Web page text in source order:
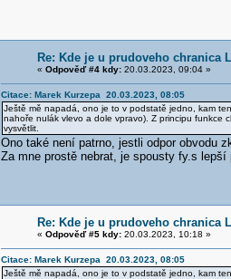
Re: Kde je u prudoveho chranica
« Odpověď #4 kdy:20.03.2023, 09:04 »
Citace: Marek Kurzepa 20.03.2023, 08:05
Ještě mě napadá, ono je to v podstatě jedno, kam
nahoře nulák vlevo a dole vpravo). Z principu funkce
vysvětlit.
Ono také není patrno, jestli odpor obvodu
Za mne prostě nebrat, je spousty fy.s lepší
Re: Kde je u prudoveho chranica
« Odpověď #5 kdy:20.03.2023, 10:18 »
Citace: Marek Kurzepa 20.03.2023, 08:05
Ještě mě napadá, ono je to v podstatě jedno, kam